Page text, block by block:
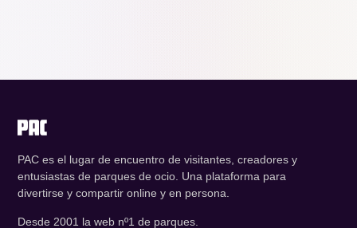
PAC es el lugar de encuentro de visitantes, creadores y
entusiastas de parques de ocio. Una plataforma para
divertirse y compartir online y en persona.
Desde 2001 la web nº1 de parques.